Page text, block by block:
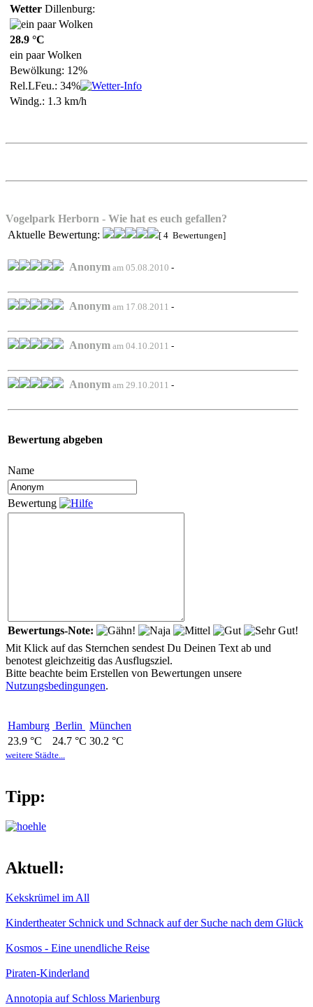
Wetter Dillenburg:
28.9 °C
ein paar Wolken
Bewölkung: 12%
Rel.LFeu.: 34%
Windg.: 1.3 km/h
Vogelpark Herborn - Wie hat es euch gefallen?
Aktuelle Bewertung:
[ 4 Bewertungen]
Anonym am 05.08.2010 -
Anonym am 17.08.2011 -
Anonym am 04.10.2011 -
Anonym am 29.10.2011 -
Bewertung abgeben
Name
Bewertung
Bewertungs-Note:
Mit Klick auf das Sternchen sendest Du Deinen Text ab und
benotest gleichzeitig das Ausflugsziel.
Bitte beachte beim Erstellen von Bewertungen unsere
Nutzungsbedingungen.
Hamburg Berlin
München
23.9 °C
24.7 °C 30.2 °C
weitere Städte...
Tipp:
Aktuell:
Kekskrümel im All
Kindertheater Schnick und Schnack auf der Suche nach dem Glück
Kosmos - Eine unendliche Reise
Piraten-Kinderland
Annotopia auf Schloss Marienburg